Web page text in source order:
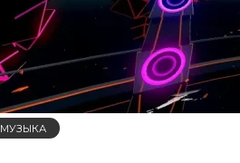
МУЗЫКА